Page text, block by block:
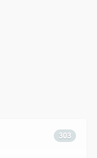
303